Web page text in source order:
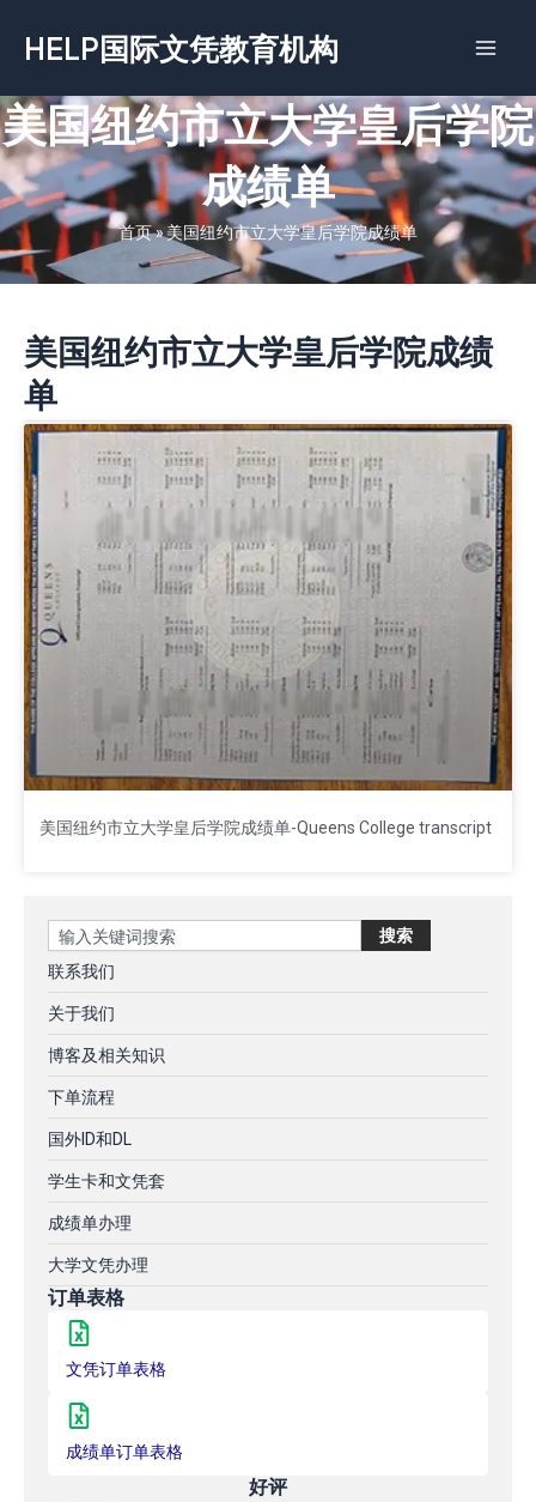
容
HELP国际文凭教育机构
美国纽约市立大学皇后学院
成绩单
首页»美国纽约市立大学皇后学院成绩单
美国纽约市立大学皇后学院成绩
单
美国纽约市立大学皇后学院成绩单-Queens College transcript
Search 搜索
联系我们
关于我们
博客及相关知识
下单流程
国外ID和DL
学生卡和文凭套
成绩单办理
大学文凭办理
订单表格
文凭订单表格
成绩单订单表格
好评